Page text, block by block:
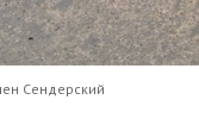
Сендерский